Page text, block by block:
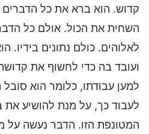
קדוש. הוא ברא את כל
השחית את הכול. אולם כל
לאלוהים. כולם נתונים בידיו.
ועובד בה כדי לחשוף את
למען עבודתו, כלומר הוא
לעבוד כך, על מנת להושיע את
המטונפת הזו. הדבר נעשה על